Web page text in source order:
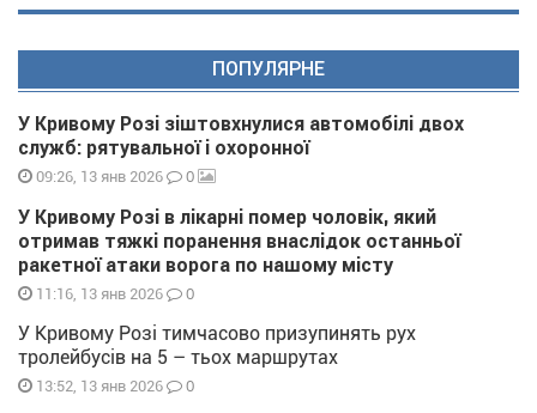
ПОПУЛЯРНЕ
У Кривому Розі зіштовхнулися автомобілі двох
служб: рятувальної і охоронної
09:26, 13 янв 2026 0
У Кривому Розі в лікарні помер чоловік, який
отримав тяжкі поранення внаслідок останньої
ракетної атаки ворога по нашому місту
11:16, 13 янв 2026 0
У Кривому Розі тимчасово призупинять рух
тролейбусів на 5 – тьох маршрутах
13:52, 13 янв 2026 0